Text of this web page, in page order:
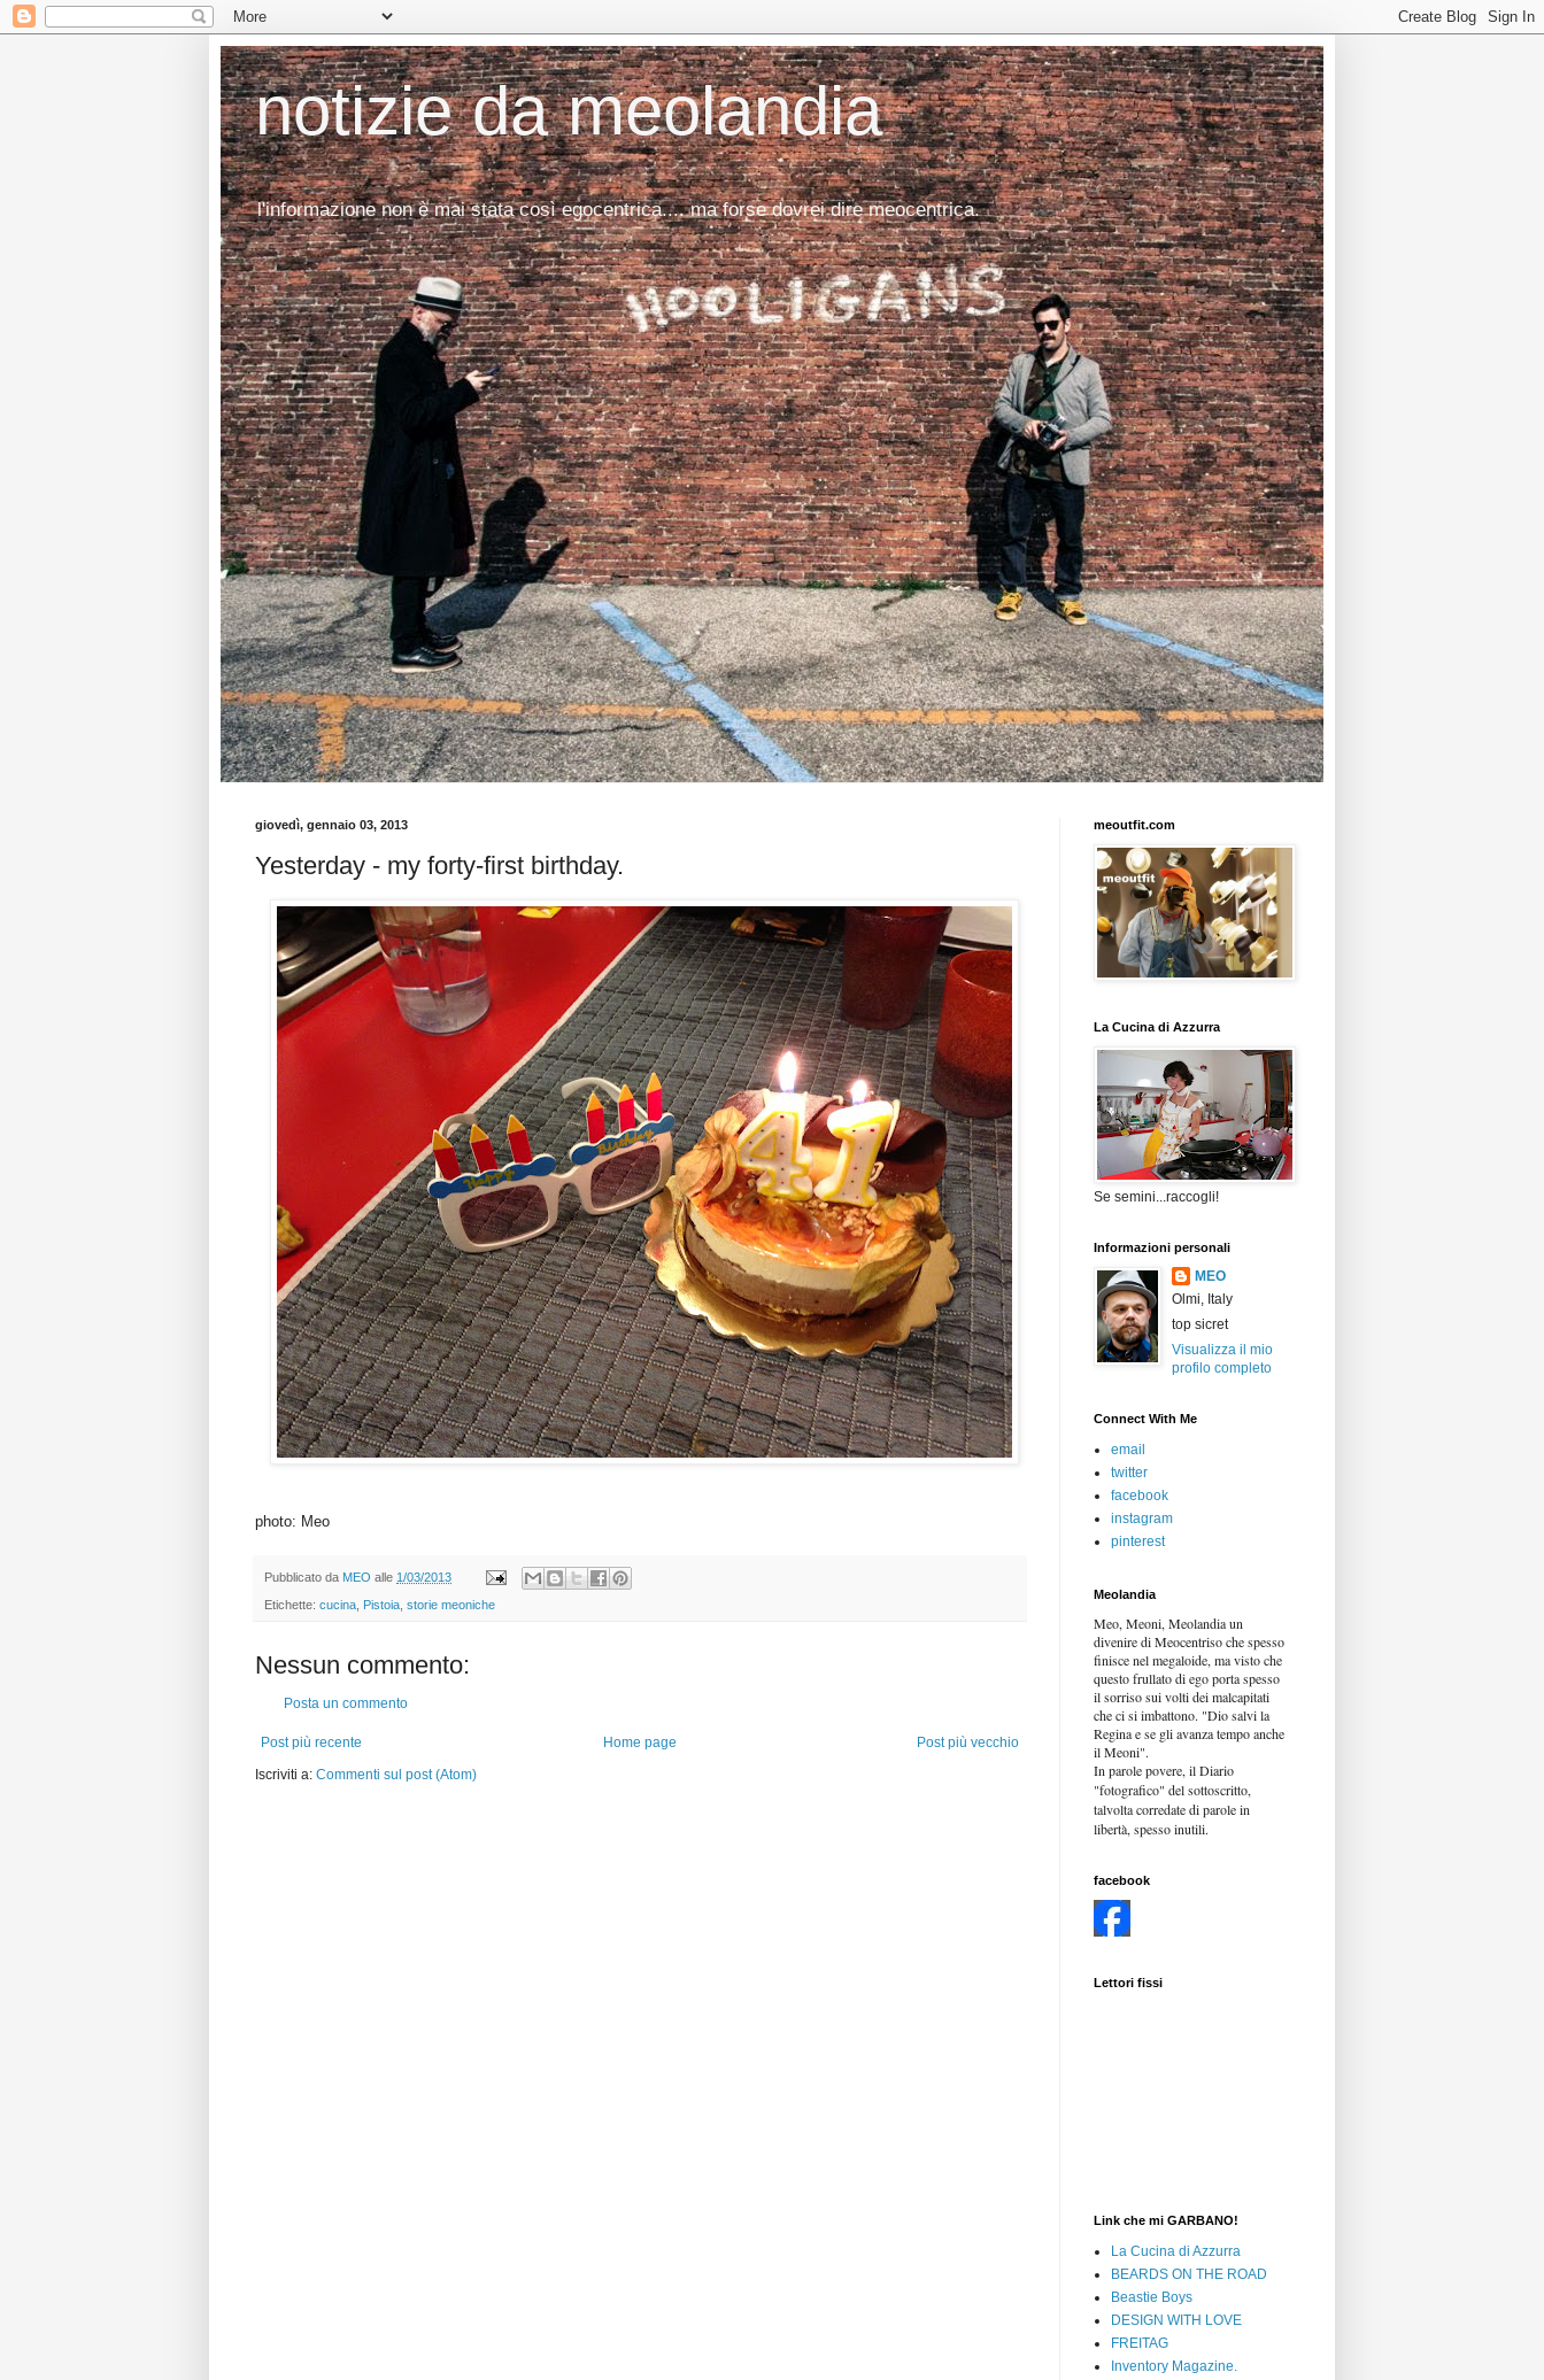
notizie da meolandia
l'informazione non è mai stata così egocentrica.... ma forse dovrei dire meocentrica.
giovedì, gennaio 03, 2013
Yesterday - my forty-first birthday.
photo: Meo
Pubblicato da MEO alle 1/03/2013
Etichette: cucina Pistoia storie meoniche
Nessun commento:
Posta un commento
Post più recente Post più vecchio
Home page
Iscriviti a: Commenti sul post (Atom)
meoutfit.com
La Cucina di Azzurra
Se semini...raccogli!
Informazioni personali
MEO
Olmi, Italy
top sicret
Visualizza il mio
profilo completo
Connect With Me
email
twitter
facebook
instagram
pinterest
Meolandia
Meo, Meoni, Meolandia un
divenire di Meocentriso che spesso
finisce nel megaloide, ma visto che
questo frullato di ego porta spesso
il sorriso sui volti dei malcapitati
che ci si imbattono. "Dio salvi la
Regina e se gli avanza tempo anche
il Meoni".
In parole povere, il Diario
"fotografico" del sottoscritto,
talvolta corredate di parole in
libertà, spesso inutili.
facebook
Lettori fissi
Link che mi GARBANO!
La Cucina di Azzurra
BEARDS ON THE ROAD
Beastie Boys
DESIGN WITH LOVE
FREITAG
Inventory Magazine.